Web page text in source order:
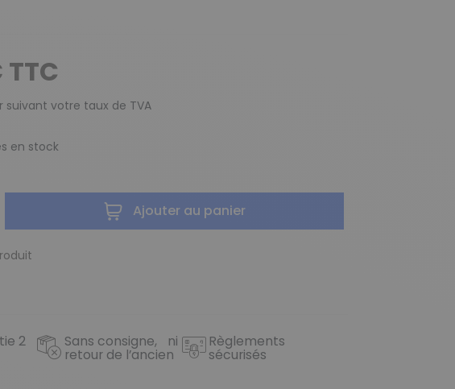
suivant votre taux de TVA
en stock
Ajouter au panier
2 Sans consigne, ni
retour de l’ancien
Règlements
sécurisés